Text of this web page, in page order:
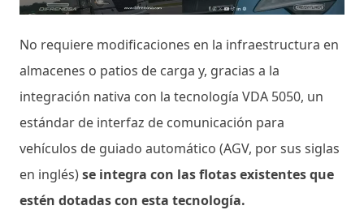
No requiere modificaciones en la infraestructura en
almacenes o patios de carga y, gracias a la
integración nativa con la tecnología VDA 5050, un
estándar de interfaz de comunicación para
vehículos de guiado automático (AGV, por sus siglas
en inglés)se integra con las flotas existentes que
estén dotadas con esta tecnología.